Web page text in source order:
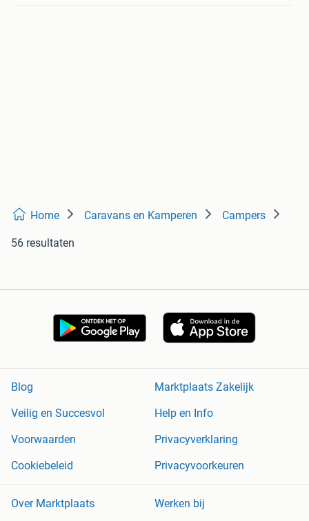
Home Caravans en Kamperen Campers
56 resultaten
Blog
Marktplaats Zakelijk
Veilig en Succesvol
Help en Info
Voorwaarden
Privacyverklaring
Cookiebeleid
Privacyvoorkeuren
Over Marktplaats Werken bij